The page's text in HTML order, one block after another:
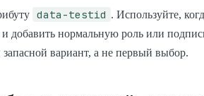
data-testid . Используйте,
добавить нормальную роль или
вариант, а не первый выбор.